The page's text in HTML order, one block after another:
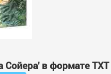
Сойера' в формате TXT